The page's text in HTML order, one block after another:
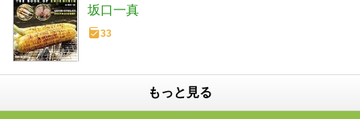
坂口一真
33
もっと見る